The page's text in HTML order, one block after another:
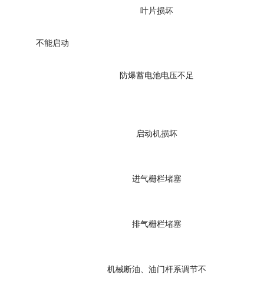
叶片损坏
不能启动
防爆蓄电池电压不足
启动机损坏
进气栅栏堵塞
排气栅栏堵塞
机械断油、油门杆系调节不